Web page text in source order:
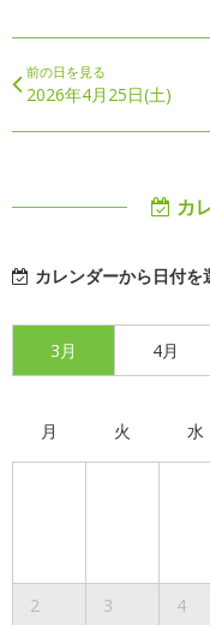
前の日を見る
2026年4月25日(土)
カ
カレンダーから日付を
3月 4月
月 火 水
2 3 4